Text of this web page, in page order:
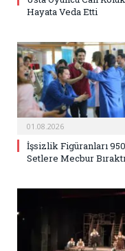
Hayata Veda Etti
01.08.2026
İşsizlik Figüranları
Setlere Mecbur Bıraktı